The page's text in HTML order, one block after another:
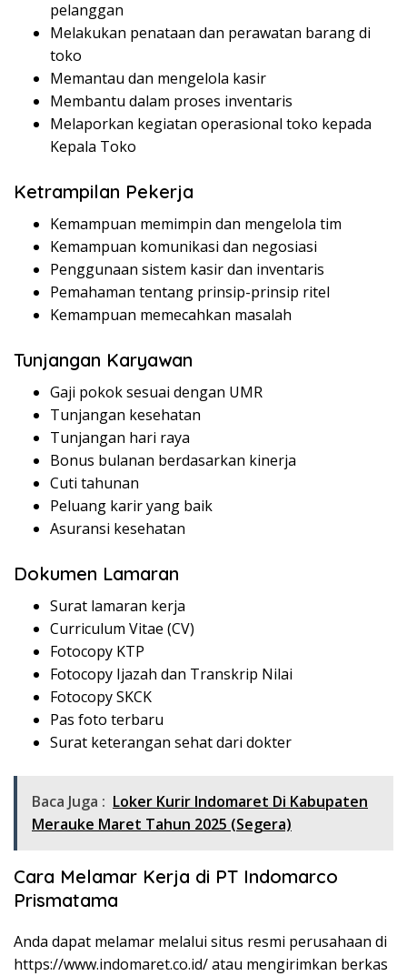
pelanggan
Melakukan penataan dan perawatan barang di
toko
Memantau dan mengelola kasir
Membantu dalam proses inventaris
Melaporkan kegiatan operasional toko kepada
Kepala Toko
Ketrampilan Pekerja
Kemampuan memimpin dan mengelola tim
Kemampuan komunikasi dan negosiasi
Penggunaan sistem kasir dan inventaris
Pemahaman tentang prinsip-prinsip ritel
Kemampuan memecahkan masalah
Tunjangan Karyawan
Gaji pokok sesuai dengan UMR
Tunjangan kesehatan
Tunjangan hari raya
Bonus bulanan berdasarkan kinerja
Cuti tahunan
Peluang karir yang baik
Asuransi kesehatan
Dokumen Lamaran
Surat lamaran kerja
Curriculum Vitae (CV)
Fotocopy KTP
Fotocopy Ijazah dan Transkrip Nilai
Fotocopy SKCK
Pas foto terbaru
Surat keterangan sehat dari dokter
Baca Juga : Loker Kurir Indomaret Di Kabupaten
Merauke Maret Tahun 2025 (Segera)
Cara Melamar Kerja di PT Indomarco
Prismatama
Anda dapat melamar melalui situs resmi perusahaan di
https://www.indomaret.co.id/atau mengirimkan berkas